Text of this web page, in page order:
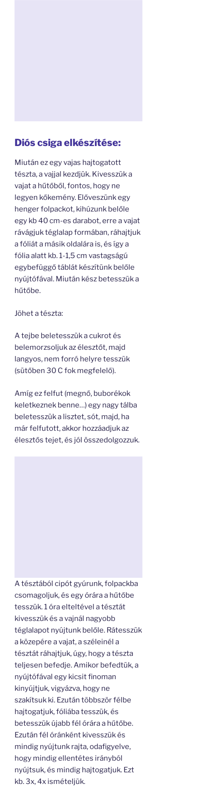
Diós csiga elkészítése:
Miután ez egy vajas hajtogatott
tészta, a vajjal kezdjük. Kivesszük a
vajat a hűtőből, fontos, hogy ne
legyen kőkemény. Előveszünk egy
henger folpackot, kihúzunk belőle
egy kb 40 cm-es darabot, erre a vajat
rávágjuk téglalap formában, ráhajtjuk
a fóliát a másik oldalára is, és így a
fólia alatt kb. 1-1,5 cm vastagságú
egybefüggő táblát készítünk belőle
nyújtófával. Miután kész betesszük a
hűtőbe.
Jöhet a tészta:
A tejbe beletesszük a cukrot és
belemorzsoljuk az élesztőt, majd
langyos, nem forró helyre tesszük
(sütőben 30 C fok megfelelő).
Amíg ez felfut (megnő, buborékok
keletkeznek benne…) egy nagy tálba
beletesszük a lisztet, sót, majd, ha
már felfutott, akkor hozzáadjuk az
élesztős tejet, és jól összedolgozzuk.
A tésztából cipót gyúrunk, folpackba
csomagoljuk, és egy órára a hűtőbe
tesszük. 1 óra elteltével a tésztát
kivesszük és a vajnál nagyobb
téglalapot nyújtunk belőle. Rátesszük
a közepére a vajat, a széleinél a
tésztát ráhajtjuk, úgy, hogy a tészta
teljesen befedje. Amikor befedtük, a
nyújtófával egy kicsit finoman
kinyújtjuk, vigyázva, hogy ne
szakítsuk ki. Ezután többször félbe
hajtogatjuk, fóliába tesszük, és
betesszük újabb fél órára a hűtőbe.
Ezután fél óránként kivesszük és
mindig nyújtunk rajta, odafigyelve,
hogy mindig ellentétes irányból
nyújtsuk, és mindig hajtogatjuk. Ezt
kb. 3x, 4x ismételjük.